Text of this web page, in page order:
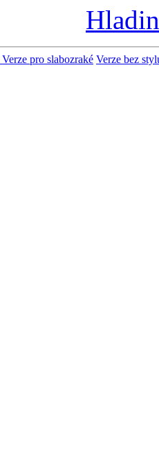
Verze pro slabozraké Verze bez